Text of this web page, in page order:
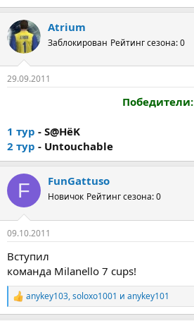
Atrium
Заблокирован Рейтинг сезона: 0
29.09.2011
Победители:
1 тур - S@HёK
2 тур - Untouchable
F FunGattuso
Новичок Рейтинг сезона: 0
09.10.2011
Вступил
команда Milanello 7 cups!
Р
е
anykey103,soloxo1001 и anykey101